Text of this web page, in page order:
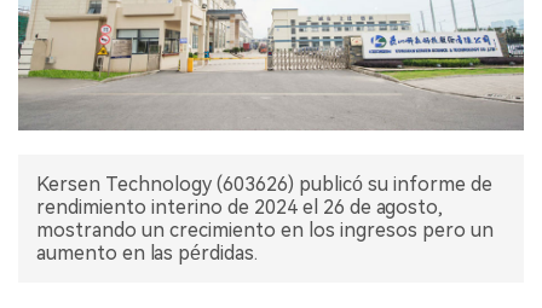
EXPOSICIÓN
ENTREVISTA
Kersen Technology (603626) publicó su informe de
rendimiento interino de 2024 el 26 de agosto,
mostrando un crecimiento en los ingresos pero un
aumento en las pérdidas.